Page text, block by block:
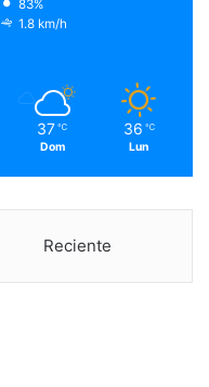
e
r
m
83%
1.8 km/h
37 ℃
Dom
36 ℃
Lun
Reciente